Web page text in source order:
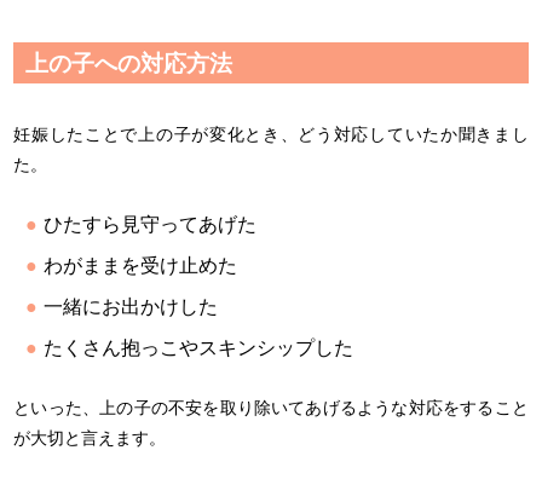
上の子への対応方法
妊娠したことで上の子が変化とき、どう対応していたか聞きまし
た。
ひたすら見守ってあげた
わがままを受け止めた
一緒にお出かけした
たくさん抱っこやスキンシップした
といった、上の子の不安を取り除いてあげるような対応をすること
が大切と言えます。